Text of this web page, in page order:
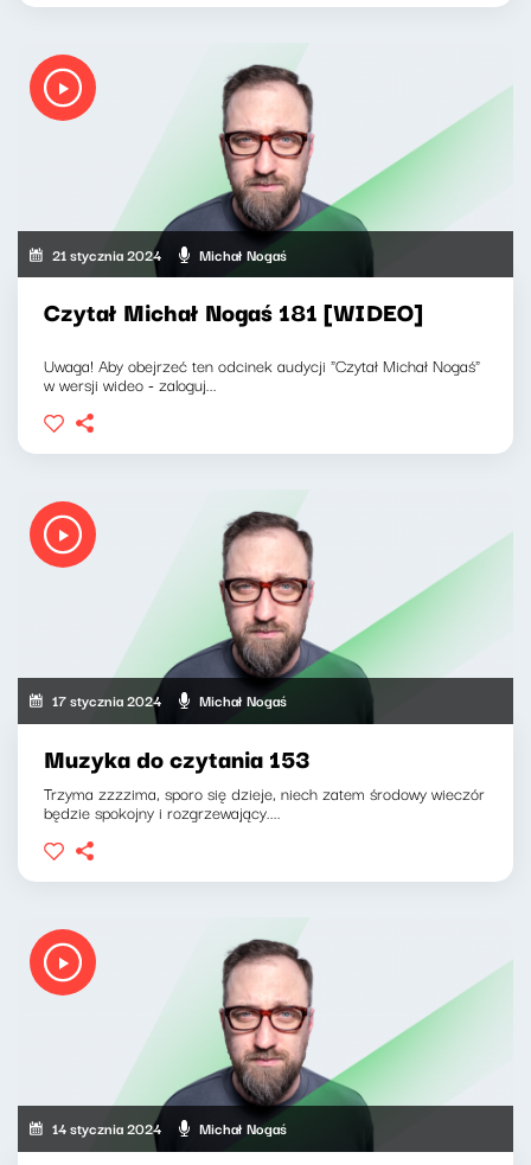
21 stycznia 2024 Michał Nogaś
Czytał Michał Nogaś 181 [WIDEO]
Uwaga! Aby obejrzeć ten odcinek audycji "Czytał Michał Nogaś"
w wersji wideo - zaloguj...
17 stycznia 2024 Michał Nogaś
Muzyka do czytania 153
Trzyma zzzzima, sporo się dzieje, niech zatem środowy wieczór
będzie spokojny i rozgrzewający....
14 stycznia 2024 Michał Nogaś